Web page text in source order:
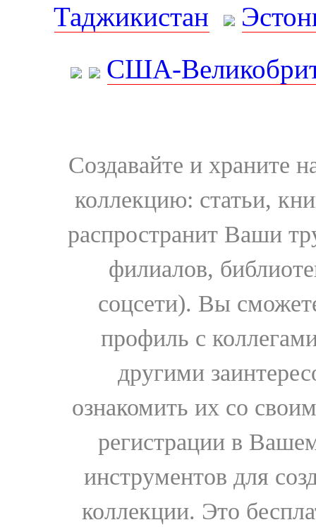
Таджикистан
США-
Создавайте и храните
коллекцию: статьи,
распространит Ваши
филиалов,
соцсети). Вы
профиль с
другими
ознакомить их со
регистрации в
инструментов для
коллекции. Это